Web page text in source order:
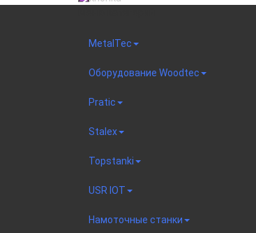
MetalTec
Оборудование Woodtec
Pratic
Stalex
Topstanki
USR IOT
Намоточные станки